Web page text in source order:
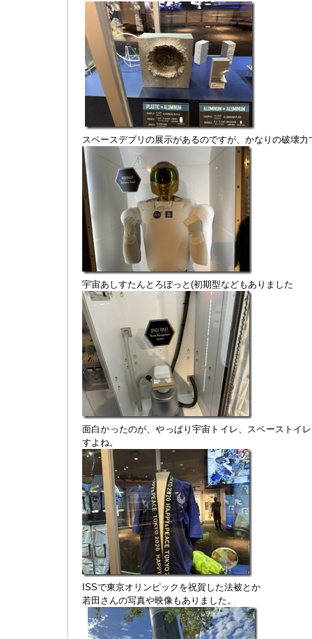
スペースデブリの展示があるのですが、かなりの破壊力
宇宙あしすたんとろぼっと(初期型などもありました
面白かったのが、やっぱり宇宙トイレ、スペーストイ
すよね。
ISSで東京オリンピックを祝賀した法被とか
若田さんの写真や映像もありました。